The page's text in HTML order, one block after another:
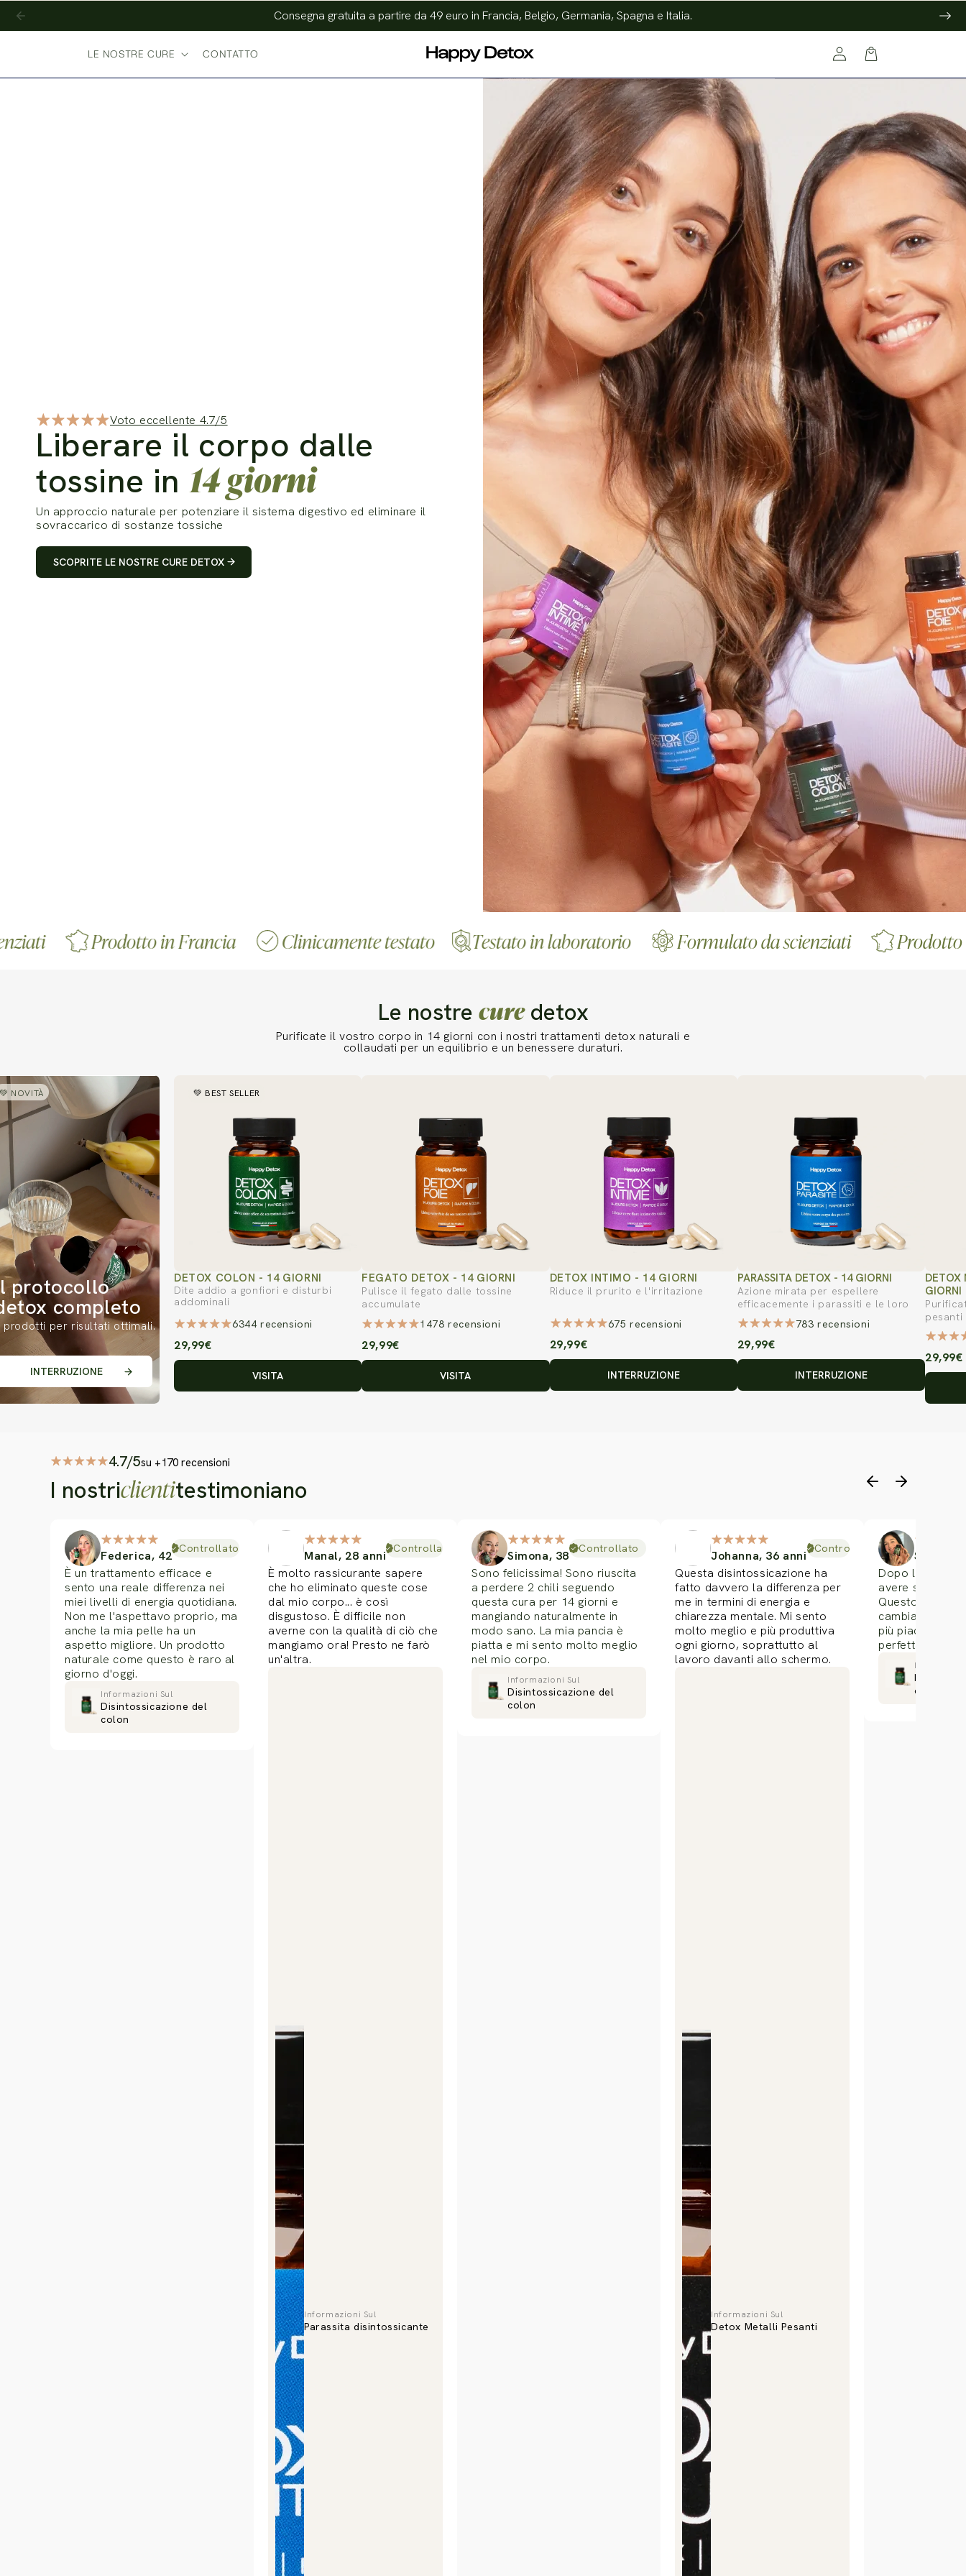
□
e passare
al
contenuto
Consegna gratuita a partire da 49 euro in Francia, Belgio, Germania, Spagna e Italia.
LE NOSTRE CURE CONTATTO ConnessioneCestino
Voto eccellente 4.7/5
Liberare il corpo dalle
tossine in 14 giorni
Un approccio naturale per potenziare il sistema digestivo ed eliminare il
sovraccarico di sostanze tossiche
SCOPRITE LE NOSTRE CURE DETOX
Prodotto in Francia Clinicamente testato Testato in laboratorio Formulato da scienziati Prodotto in
Le nostre curedetox
Purificate il vostro corpo in 14 giorni con i nostri trattamenti detox naturali e
collaudati per un equilibrio e un benessere duraturi.
💚 NOVITÀ
protocollo
completo
prodotti per risultati ottimali.
INTERRUZIONE
Diapositiva 1 di 5
💚 BEST SELLER
DETOX COLON - 14 GIORNI
Dite addio a gonfiori e disturbi
addominali
6344 recensioni
29,99€
VISITA
FEGATO DETOX - 14 GIORNI
Pulisce il fegato dalle tossine
accumulate
1478 recensioni
29,99€
VISITA
DETOX INTIMO - 14 GIORNI
Riduce il prurito e l'irritazione
675 recensioni
29,99€
INTERRUZIONE
PARASSITA DETOX - 14 GIORNI
Azione mirata per espellere
efficacemente i parassiti e le loro
tossine dall'apparato digerente.
783 recensioni
29,99€
INTERRUZIONE
DETOX
GIORNI
vitalità
29,99€
Diapositiva 1 di 7
4.7/5su +170 recensioni
I nostriclientitestimoniano
Federica, 42 Controllato
È un trattamento efficace e
sento una reale differenza nei
miei livelli di energia quotidiana.
Non me l'aspettavo proprio, ma
anche la mia pelle ha un
aspetto migliore. Un prodotto
naturale come questo è raro al
giorno d'oggi.
Informazioni Sul
Disintossicazione del
colon
Manal, 28 anni Controllato
È molto rassicurante sapere
che ho eliminato queste cose
dal mio corpo... è così
disgustoso. È difficile non
averne con la qualità di ciò che
mangiamo ora! Presto ne farò
un'altra.
Informazioni Sul
Parassita disintossicante
Simona, 38 Controllato
Sono felicissima! Sono riuscita
a perdere 2 chili seguendo
questa cura per 14 giorni e
mangiando naturalmente in
modo sano. La mia pancia è
piatta e mi sento molto meglio
nel mio corpo.
Informazioni Sul
Disintossicazione del
colon
Johanna, 36 anni Controllato
Questa disintossicazione ha
fatto davvero la differenza per
me in termini di energia e
chiarezza mentale. Mi sento
molto meglio e più produttiva
ogni giorno, soprattutto al
lavoro davanti allo schermo.
Informazioni Sul
Detox Metalli Pesanti
Dopo le feste,
avere sempre
Questo
cambiato tutto:
più piacere e
perfetta.
colon